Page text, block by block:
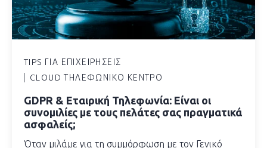
TIPS ΓΙΑ ΕΠΙΧΕΙΡΉΣΕΙΣ
CLOUD ΤΗΛΕΦΩΝΙΚΌ ΚΈΝΤΡΟ
GDPR & Εταιρική Τηλεφωνία: Είναι οι
συνομιλίες με τους πελάτες σας πραγματικά
ασφαλείς;
Όταν μιλάμε για τη συμμόρφωση με τον Γενικό